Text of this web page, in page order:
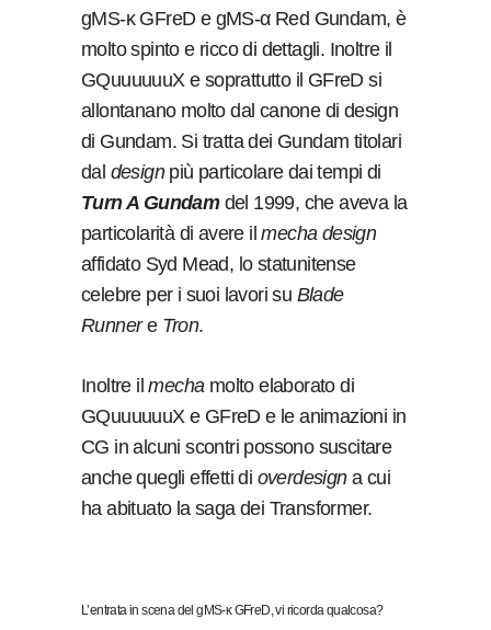
gMS-κ GFreD e gMS-α Red Gundam, è
molto spinto e ricco di dettagli. Inoltre il
GQuuuuuuX e soprattutto il GFreD si
allontanano molto dal canone di design
di Gundam. Si tratta dei Gundam titolari
dal designpiù particolare dai tempi di
Turn A Gundam del 1999, che aveva la
particolarità di avere ilmecha design
affidato Syd Mead, lo statunitense
celebre per i suoi lavori su Blade
Runnere Tron.
Inoltre ilmecha molto elaborato di
GQuuuuuuX e GFreD e le animazioni in
CG in alcuni scontri possono suscitare
anche quegli effetti di overdesigna cui
ha abituato la saga dei Transformer.
L’entrata in scena del gMS-κ GFreD, vi ricorda qualcosa?